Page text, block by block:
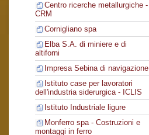
Centro ricerche metallurgiche -
CRM
Cornigliano spa
Elba S.A. di miniere e di
altiforni
Impresa Sebina di navigazione
Istituto case per lavoratori
dell'industria siderurgica - ICLIS
Istituto Industriale ligure
Monferro spa - Costruzioni e
montaggi in ferro